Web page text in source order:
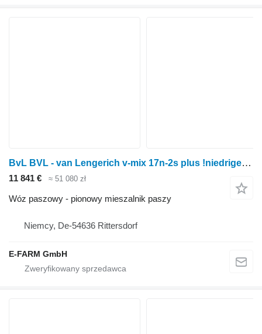
BvL BVL - van Lengerich v-mix 17n-2s plus !niedrige bauweise, reduzi
11 841 € ≈ 51 080 zł
Wóz paszowy - pionowy mieszalnik paszy
Niemcy, De-54636 Rittersdorf
E-FARM GmbH